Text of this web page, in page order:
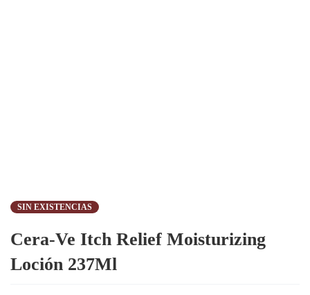
SIN EXISTENCIAS
Cera-Ve Itch Relief Moisturizing
Loción 237Ml